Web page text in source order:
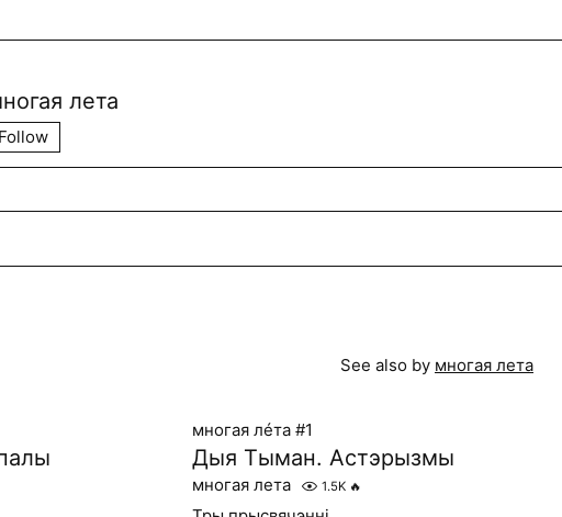
лета
Follow
See also by многая лета
многая лéта #1
Дыя Тыман. Астэрызмы
многая лета 1.5K 🔥